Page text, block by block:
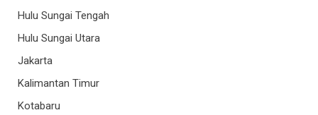
Hulu Sungai Tengah
Hulu Sungai Utara
Jakarta
Kalimantan Timur
Kotabaru